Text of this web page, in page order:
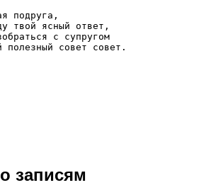
подруга,
твой ясный ответ,
с супругом
совет совет.
записям